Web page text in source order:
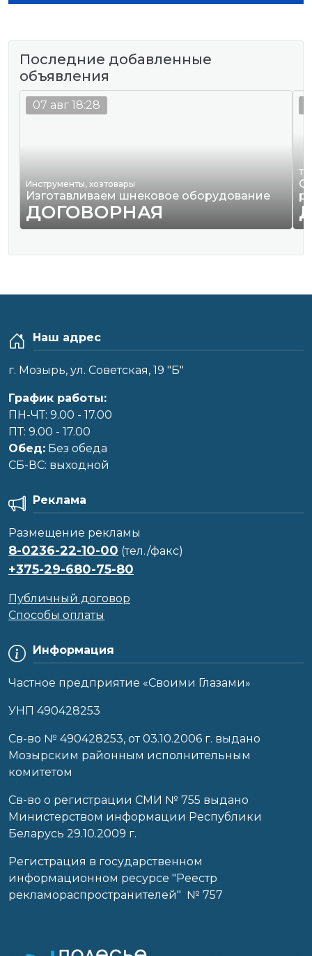
Последние добавленные
объявления
Инструменты, хозтовары
Изготавливаем шнековое оборудование
ДОГОВОРНАЯ
07 авг 18:28
Наш адрес
г. Мозырь, ул. Советская, 19 "Б"
График работы:
ПН-ЧТ: 9.00 - 17.00
ПТ: 9.00 - 17.00
Обед: Без обеда
CБ-ВС: выходной
Информация
Частное предприятие «Своими Глазами»
УНП 490428253
Cв-во № 490428253, от 03.10.2006 г. выдано
Мозырским районным исполнительным
комитетом
Св-во о регистрации СМИ № 755 выдано
Министерством информации Республики
Беларусь 29.10.2009 г.
Регистрация в государственном
информационном ресурсе "Реестр
рекламораспространителей" № 757
Реклама
Размещение рекламы
8-0236-22-10-00 (тел./факс)
+375-29-680-75-80
Публичный договор
Способы оплаты